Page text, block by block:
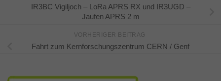
IR3BC Vigiljoch – LoRa APRS RX und IR3UGD –
Jaufen APRS 2 m
VORHERIGER BEITRAG
Fahrt zum Kernforschungszentrum CERN / Genf